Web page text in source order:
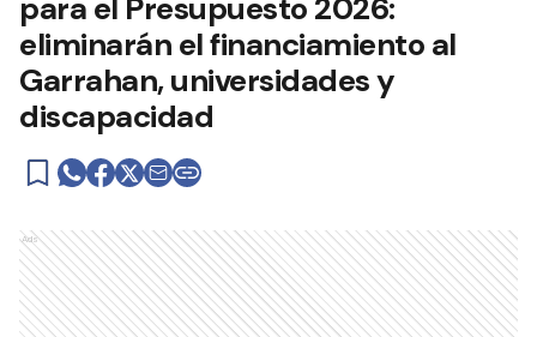
para el Presupuesto 2026:
eliminarán el financiamiento al
Garrahan, universidades y
discapacidad
Ads